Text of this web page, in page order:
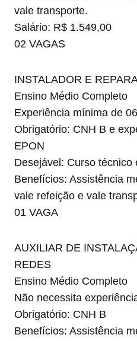
vale transporte.
Salário: R$ 1.549,00
02 VAGAS
INSTALADOR E
Ensino Médio Completo
Experiência mínima de
Obrigatório: CNH B e
EPON
Desejável: Curso técnico
Benefícios: Assistência
vale refeição e vale
01 VAGA
AUXILIAR DE
REDES
Ensino Médio Completo
Não necessita
Obrigatório: CNH B
Benefícios: Assistência